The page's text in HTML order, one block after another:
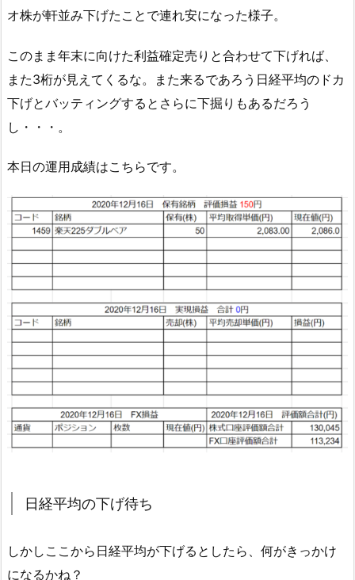
オ株が軒並み下げたことで連れ安になった様子。
このまま年末に向けた利益確定売りと合わせて下げれば、
また3桁が見えてくるな。また来るであろう日経平均のドカ
下げとバッティングするとさらに下掘りもあるだろう
し・・・。
本日の運用成績はこちらです。
日経平均の下げ待ち
しかしここから日経平均が下げるとしたら、何がきっかけ
になるかね？